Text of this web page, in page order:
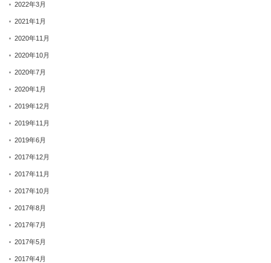
2022年3月
2021年1月
2020年11月
2020年10月
2020年7月
2020年1月
2019年12月
2019年11月
2019年6月
2017年12月
2017年11月
2017年10月
2017年8月
2017年7月
2017年5月
2017年4月